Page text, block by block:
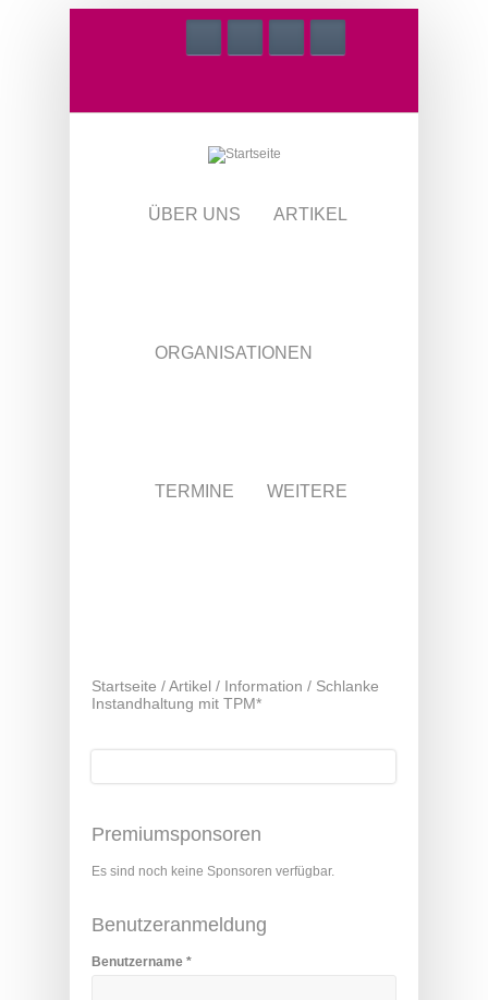
ÜBER UNS ARTIKEL
ORGANISATIONEN
TERMINE WEITERE
Startseite /Artikel / Information / Schlanke
Instandhaltung mit TPM*
Suche
Premiumsponsoren
Es sind noch keine Sponsoren verfügbar.
Benutzeranmeldung
Benutzername *